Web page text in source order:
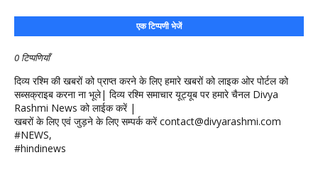
एक टिप्पणी भेजें
0 टिप्पणियाँ
दिव्य रश्मि की खबरों को प्राप्त करने के लिए हमारे खबरों को लाइक ओर पोर्टल को
सब्सक्राइब करना ना भूले| दिव्य रश्मि समाचार यूट्यूब पर हमारे चैनल Divya
Rashmi News को लाईक करें |
खबरों के लिए एवं जुड़ने के लिए सम्पर्क करें contact@divyarashmi.com
#NEWS,
#hindinews